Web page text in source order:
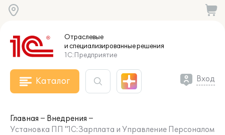
Отраслевые
и специализированныерешения
1С:Предприятие
Каталог Вход
Главная
Внедрения
Установка ПП "1С:Зарплата и Управление Персоналом